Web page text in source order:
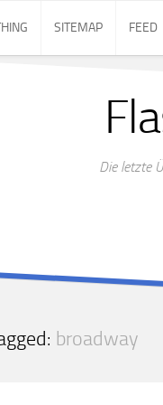
SITEMAP FEED
Die letzte
broadway